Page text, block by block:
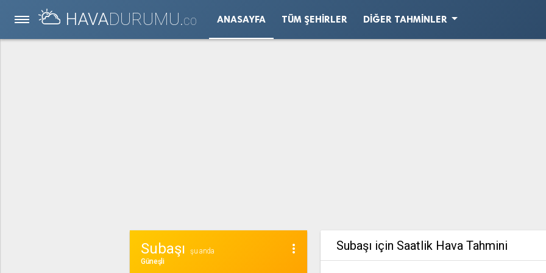
HAVADURUMU.CO ANASAYFA TÜM ŞEHIRLER DIĞER TAHMINLERarrow_drop_down
more_vert
Subaşı
şu anda
Güneşli
Subaşı için Saatlik Hava Tahmini